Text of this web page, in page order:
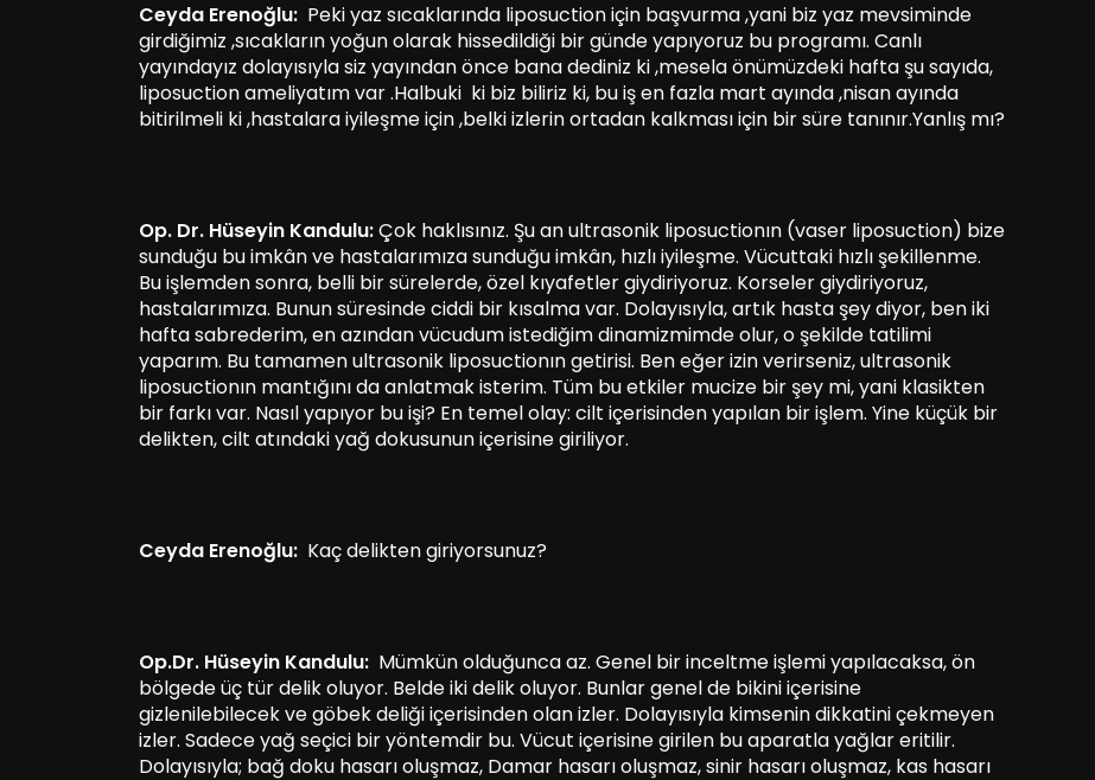
Ceyda Erenoğlu: Peki yaz sıcaklarında liposuction için başvurma ,yani biz yaz mevsiminde
girdiğimiz ,sıcakların yoğun olarak hissedildiği bir günde yapıyoruz bu programı. Canlı
yayındayız dolayısıyla siz yayından önce bana dediniz ki ,mesela önümüzdeki hafta şu sayıda,
liposuction ameliyatım var .Halbuki ki biz biliriz ki, bu iş en fazla mart ayında ,nisan ayında
bitirilmeli ki ,hastalara iyileşme için ,belki izlerin ortadan kalkması için bir süre tanınır.Yanlış mı?
Op. Dr. Hüseyin Kandulu:Çok haklısınız. Şu an ultrasonik liposuctionın (vaser liposuction) bize
sunduğu bu imkân ve hastalarımıza sunduğu imkân, hızlı iyileşme. Vücuttaki hızlı şekillenme.
Bu işlemden sonra, belli bir sürelerde, özel kıyafetler giydiriyoruz. Korseler giydiriyoruz,
hastalarımıza. Bunun süresinde ciddi bir kısalma var. Dolayısıyla, artık hasta şey diyor, ben iki
hafta sabrederim, en azından vücudum istediğim dinamizmimde olur, o şekilde tatilimi
yaparım. Bu tamamen ultrasonik liposuctionın getirisi. Ben eğer izin verirseniz, ultrasonik
liposuctionın mantığını da anlatmak isterim. Tüm bu etkiler mucize bir şey mi, yani klasikten
bir farkı var. Nasıl yapıyor bu işi? En temel olay: cilt içerisinden yapılan bir işlem. Yine küçük bir
delikten, cilt atındaki yağ dokusunun içerisine giriliyor.
Ceyda Erenoğlu: Kaç delikten giriyorsunuz?
Op.Dr. Hüseyin Kandulu: Mümkün olduğunca az. Genel bir inceltme işlemi yapılacaksa, ön
bölgede üç tür delik oluyor. Belde iki delik oluyor. Bunlar genel de bikini içerisine
gizlenilebilecek ve göbek deliği içerisinden olan izler. Dolayısıyla kimsenin dikkatini çekmeyen
izler. Sadece yağ seçici bir yöntemdir bu. Vücut içerisine girilen bu aparatla yağlar eritilir.
Dolayısıyla; bağ doku hasarı oluşmaz, Damar hasarı oluşmaz, sinir hasarı oluşmaz, kas hasarı